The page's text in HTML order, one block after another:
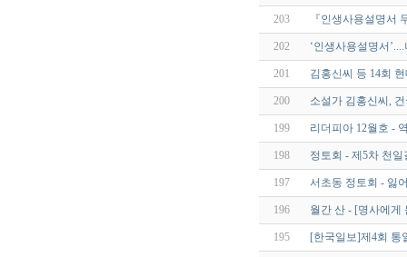
203 『인생사용설명서
202 ‘인생사용설명서
201 김홍신씨 등 14회
200 소설가 김홍신씨,
199 리더피아 12월호 -
198 정토회 - 제5차 천일
197 서초동 정토회 - 잃
196 월간 산 - [명사에게
195 [한국일보]제4회 통